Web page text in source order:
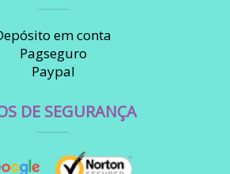
em conta
Pagseguro
Paypal
DE SEGURANÇA